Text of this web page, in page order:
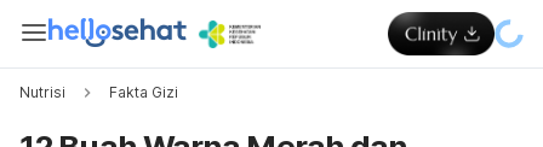
Nutrisi Fakta Gizi